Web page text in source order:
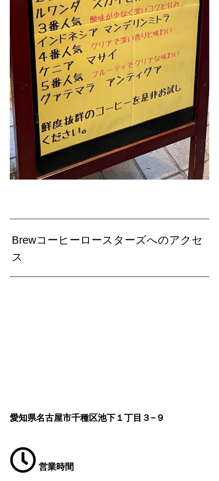
Brewコーヒーロースターズへのアクセ
ス
愛知県名古屋市千種区池下１丁目３−９
営業時間